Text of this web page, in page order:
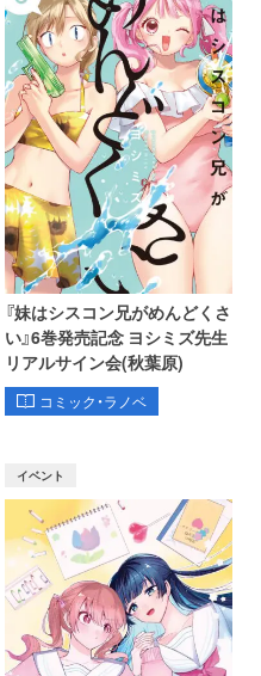
『妹はシスコン兄がめんどくさ
い』6巻発売記念 ヨシミズ先生
リアルサイン会(秋葉原)
コミック・ラノベ
イベント